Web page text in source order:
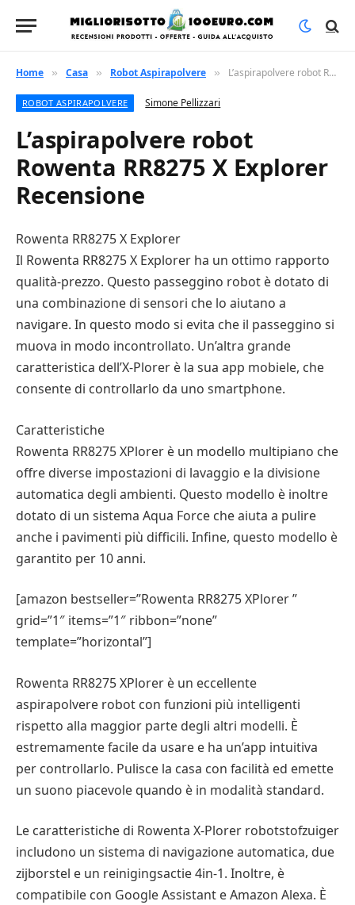
Home » Casa » Robot Aspirapolvere » L’aspirapolvere robot Rowenta RR8275 X Explorer Recensione
ROBOT ASPIRAPOLVERE Simone Pellizzari
L’aspirapolvere robot
Rowenta RR8275 X Explorer
Recensione
Rowenta RR8275 X Explorer
Il Rowenta RR8275 X Explorer ha un ottimo rapporto
qualità-prezzo. Questo passeggino robot è dotato di
una combinazione di sensori che lo aiutano a
navigare. In questo modo si evita che il passeggino si
muova in modo incontrollato. Un’altra grande
caratteristica dell’X-Plorer è la sua app mobiele, che
consente di controllarlo da uno smartphone.
Caratteristiche
Rowenta RR8275 XPlorer è un modello multipiano che
offre diverse impostazioni di lavaggio e la divisione
automatica degli ambienti. Questo modello è inoltre
dotato di un sistema Aqua Force che aiuta a pulire
anche i pavimenti più difficili. Infine, questo modello è
garantito per 10 anni.
[amazon bestseller=”Rowenta RR8275 XPlorer ”
grid=”1″ items=”1″ ribbon=”none”
template=”horizontal”]
Rowenta RR8275 XPlorer è un eccellente
aspirapolvere robot con funzioni più intelligenti
rispetto alla maggior parte degli altri modelli. È
estremamente facile da usare e ha un’app intuitiva
per controllarlo. Pulisce la casa con facilità ed emette
un suono piacevole quando è in modalità standard.
Le caratteristiche di Rowenta X-Plorer robotstofzuiger
includono un sistema di navigazione automatica, due
zijborstel e un reinigingsactie 4in-1. Inoltre, è
compatibile con Google Assistant e Amazon Alexa. È